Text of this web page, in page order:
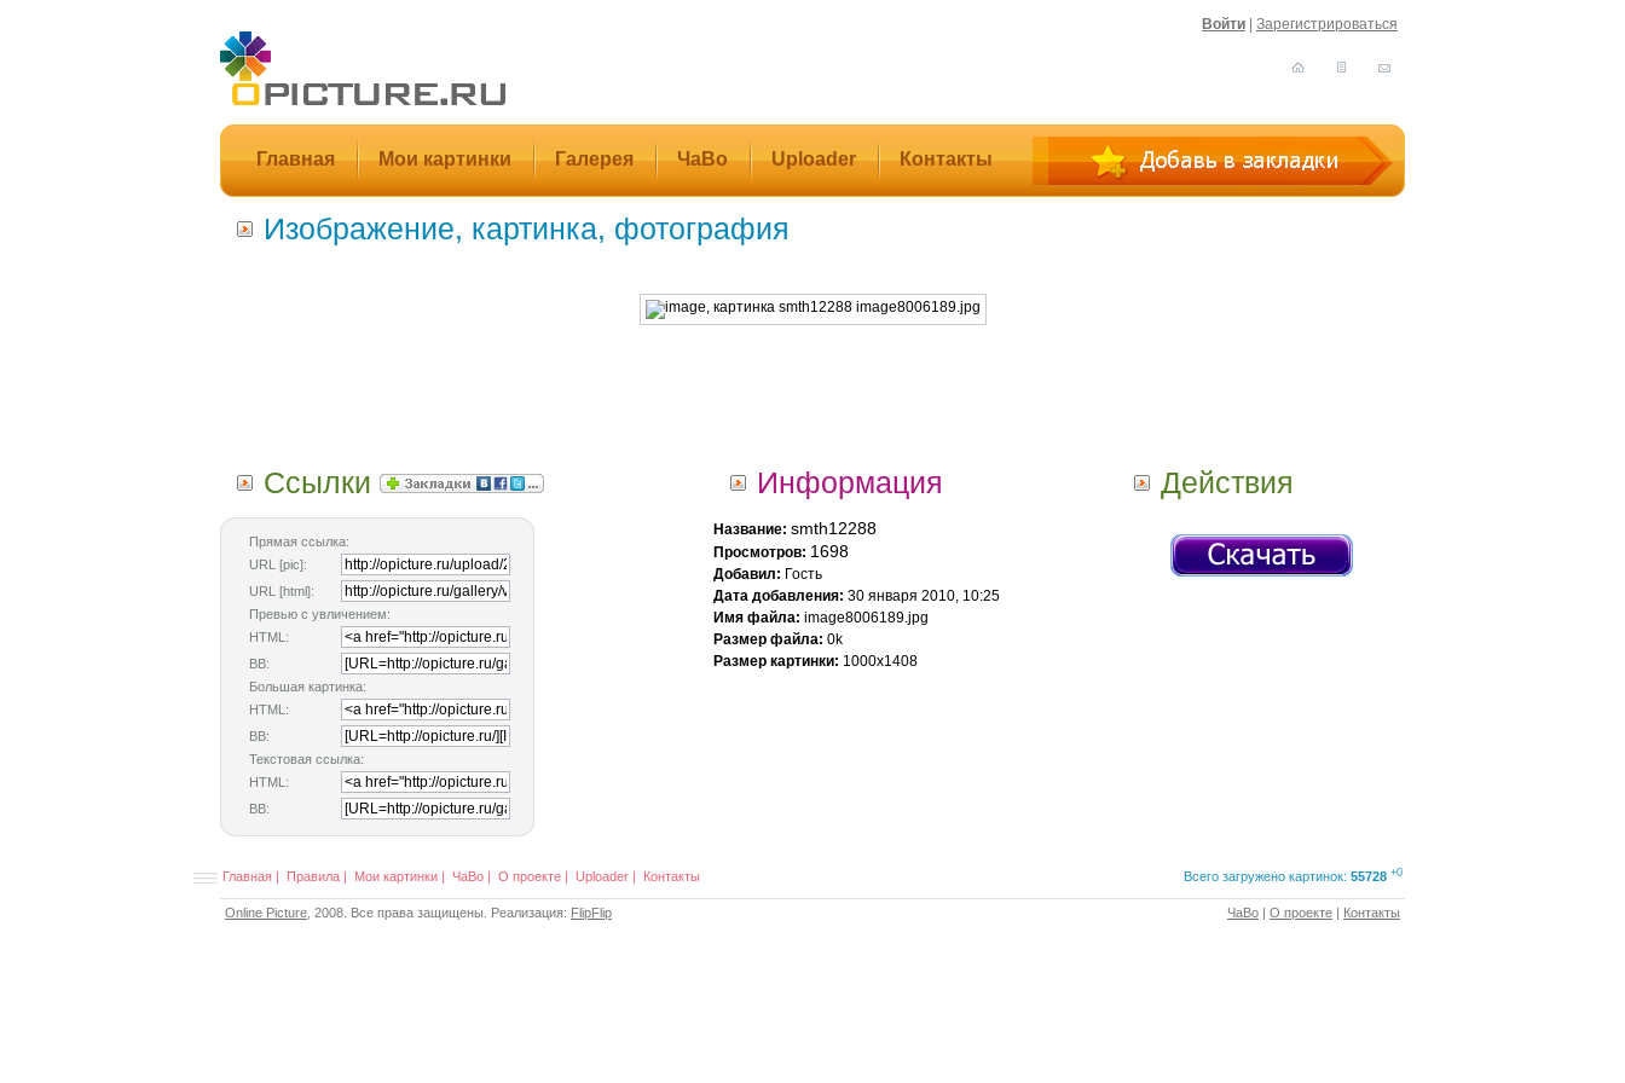
Войти Зарегистрироваться
Главная Мои картинки Галерея ЧаВо Uploader Контакты
Изображение, картинка, фотография
Ссылки
Прямая ссылка:
URL [pic]:
URL [html]:
Превью с увличением:
HTML:
BB:
Большая картинка:
HTML:
BB:
Текстовая ссылка:
HTML:
BB:
Информация
Название: smth12288
Просмотров: 1698
Добавил: Гость
Дата добавления: 30 января 2010, 10:25
Имя файла: image8006189.jpg
Размер файла: 0k
Размер картинки: 1000x1408
Действия
Всего загружено картинок: 55728 +0
Главная | Правила | Мои картинки | ЧаВо | О проекте | Uploader | Контакты
ЧаВо | О проекте | Контакты
Online Picture , 2008. Все права защищены. Реализация: FlipFlip